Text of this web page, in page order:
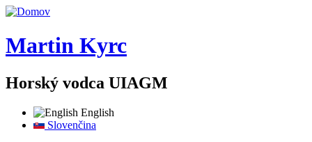
Skočiť na hlavný obsah
Martin Kyrc
Horský vodca UIAGM
English
Slovenčina